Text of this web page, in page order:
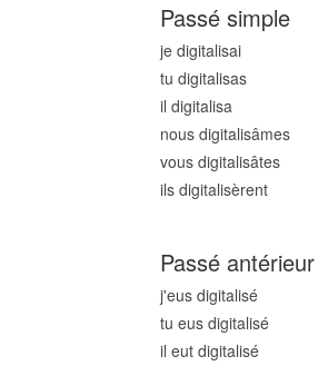
Passé simple
je digitalisai
tu digitalisas
il digitalisa
nous digitalisâmes
vous digitalisâtes
ils digitalisèrent
Passé antérieur
j'eus digitalisé
tu eus digitalisé
il eut digitalisé